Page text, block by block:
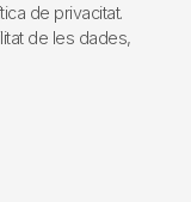
de privacitat.
de les dades,